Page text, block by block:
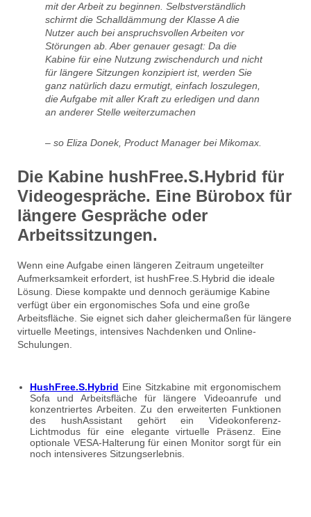
mit der Arbeit zu beginnen. Selbstverständlich
schirmt die Schalldämmung der Klasse A die
Nutzer auch bei anspruchsvollen Arbeiten vor
Störungen ab. Aber genauer gesagt: Da die
Kabine für eine Nutzung zwischendurch und nicht
für längere Sitzungen konzipiert ist, werden Sie
ganz natürlich dazu ermutigt, einfach loszulegen,
die Aufgabe mit aller Kraft zu erledigen und dann
an anderer Stelle weiterzumachen
– so Eliza Donek, Product Manager bei Mikomax.
Die Kabine hushFree.S.Hybrid für
Videogespräche. Eine Bürobox für
längere Gespräche oder
Arbeitssitzungen.
Wenn eine Aufgabe einen längeren Zeitraum ungeteilter
Aufmerksamkeit erfordert, ist hushFree.S.Hybrid die ideale
Lösung. Diese kompakte und dennoch geräumige Kabine
verfügt über ein ergonomisches Sofa und eine große
Arbeitsfläche. Sie eignet sich daher gleichermaßen für längere
virtuelle Meetings, intensives Nachdenken und Online-
Schulungen.
HushFree.S.Hybrid Eine Sitzkabine mit ergonomischem
Sofa und Arbeitsfläche für längere Videoanrufe und
konzentriertes Arbeiten. Zu den erweiterten Funktionen
des hushAssistant gehört ein Videokonferenz-
Lichtmodus für eine elegante virtuelle Präsenz. Eine
optionale VESA-Halterung für einen Monitor sorgt für ein
noch intensiveres Sitzungserlebnis.